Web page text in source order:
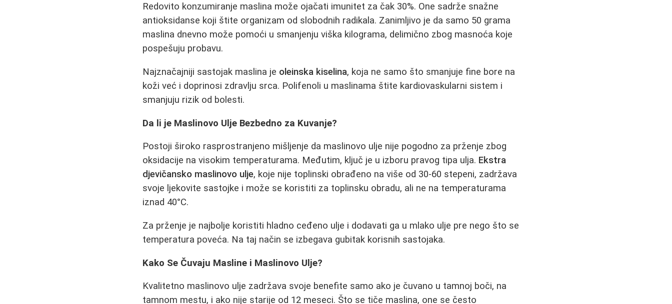
Redovito konzumiranje maslina može ojačati imunitet za čak 30%. One sadrže snažne
antioksidanse koji štite organizam od slobodnih radikala. Zanimljivo je da samo 50 grama
maslina dnevno može pomoći u smanjenju viška kilograma, delimično zbog masnoća koje
pospešuju probavu.
Najznačajniji sastojak maslina je oleinska kiselina, koja ne samo što smanjuje fine bore na
koži već i doprinosi zdravlju srca. Polifenoli u maslinama štite kardiovaskularni sistem i
smanjuju rizik od bolesti.
Da li je Maslinovo Ulje Bezbedno za Kuvanje?
Postoji široko rasprostranjeno mišljenje da maslinovo ulje nije pogodno za prženje zbog
oksidacije na visokim temperaturama. Međutim, ključ je u izboru pravog tipa ulja. Ekstra
djevičansko maslinovo ulje, koje nije toplinski obrađeno na više od 30-60 stepeni, zadržava
svoje ljekovite sastojke i može se koristiti za toplinsku obradu, ali ne na temperaturama
iznad 40°C.
Za prženje je najbolje koristiti hladno ceđeno ulje i dodavati ga u mlako ulje pre nego što se
temperatura poveća. Na taj način se izbegava gubitak korisnih sastojaka.
Kako Se Čuvaju Masline i Maslinovo Ulje?
Kvalitetno maslinovo ulje zadržava svoje benefite samo ako je čuvano u tamnoj boči, na
tamnom mestu, i ako nije starije od 12 meseci. Što se tiče maslina, one se često